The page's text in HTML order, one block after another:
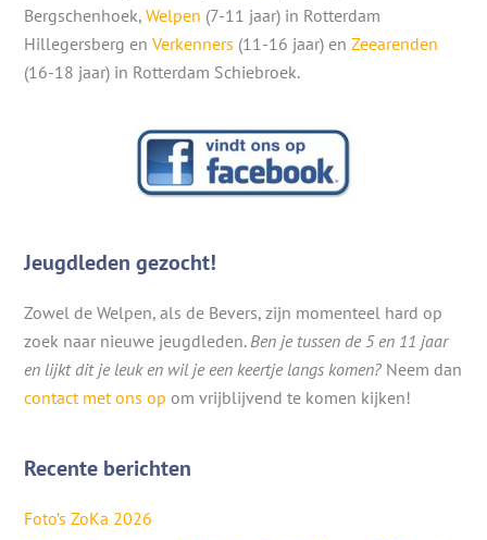
Bergschenhoek,Welpen (7-11 jaar) in Rotterdam
Hillegersberg enVerkenners (11-16 jaar) enZeearenden
(16-18 jaar) in Rotterdam Schiebroek.
Jeugdleden gezocht!
Zowel de Welpen, als de Bevers, zijn momenteel hard op
zoek naar nieuwe jeugdleden.Ben je tussen de 5 en 11 jaar
en lijkt dit je leuk en wil je een keertje langs komen? Neem dan
contact met ons op om vrijblijvend te komen kijken!
Recente berichten
Foto’s ZoKa 2026